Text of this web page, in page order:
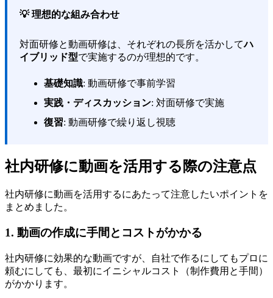
💡 理想的な組み合わせ
対面研修と動画研修は、それぞれの長所を活かしてハ
イブリッド型で実施するのが理想的です。
基礎知識: 動画研修で事前学習
実践・ディスカッション: 対面研修で実施
復習: 動画研修で繰り返し視聴
社内研修に動画を活用する際の注意点
社内研修に動画を活用するにあたって注意したいポイントを
まとめました。
1. 動画の作成に手間とコストがかかる
社内研修に効果的な動画ですが、自社で作るにしてもプロに
頼むにしても、最初にイニシャルコスト（制作費用と手間）
がかかります。